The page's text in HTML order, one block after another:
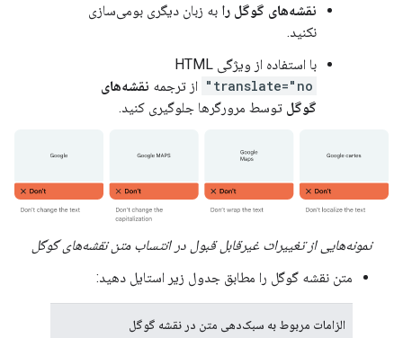
نقشه‌های گوگل را به زبان دیگری بومی‌سازی
نکنید.
با استفاده از ویژگی HTML
translate="no"
از ترجمه نقشه‌های
گوگل توسط مرورگرها جلوگیری کنید.
نمونه‌هایی از تغییرات غیرقابل قبول در انتساب متن نقشه‌های گوگل
متن نقشه گوگل را مطابق جدول زیر استایل دهید:
الزامات مربوط به سبک‌دهی متن در نقشه گوگل